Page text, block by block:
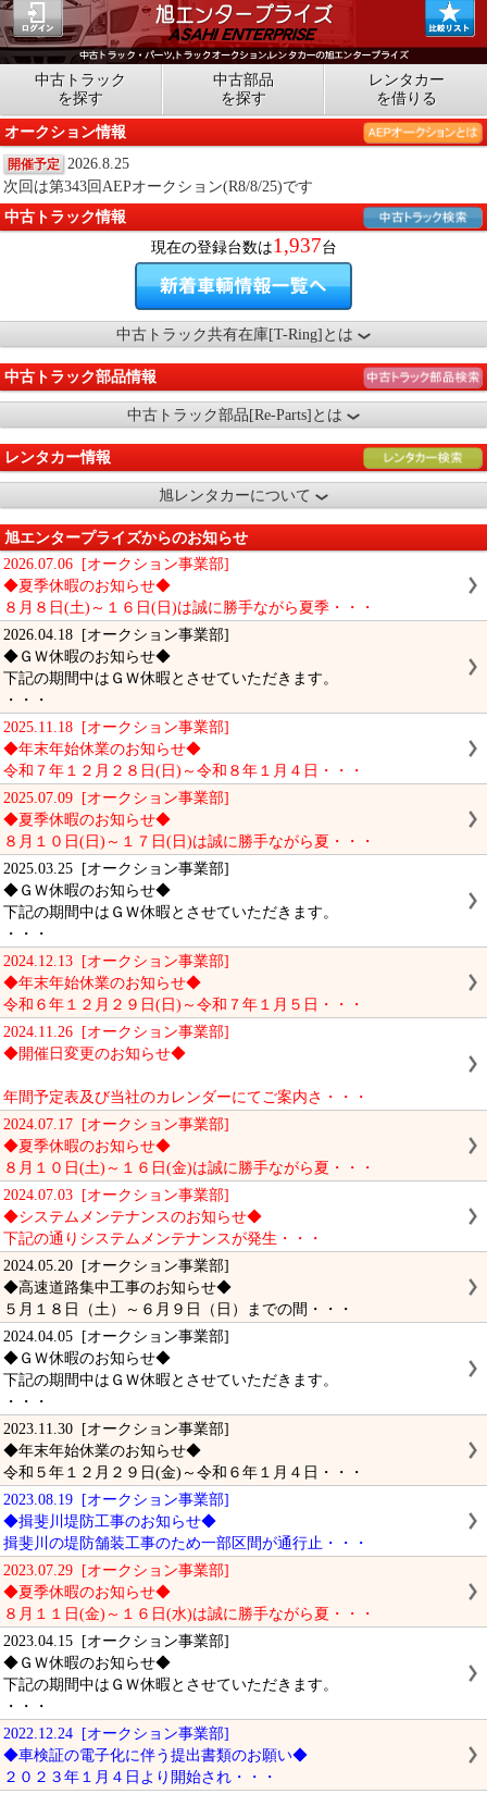
中古トラック
を探す
中古部品
を探す
レンタカー
を借りる
オークション情報
開催予定
2026.8.25
次回は第343回AEPオークション(R8/8/25)です
中古トラック情報
現在の登録台数は1,937台
中古トラック共有在庫[T-Ring]とは
中古トラック部品情報
中古トラック部品[Re-Parts]とは
レンタカー情報
旭レンタカーについて
旭エンタープライズからのお知らせ
2026.07.06 [オークション事業部]
◆夏季休暇のお知らせ◆
８月８日(土)～１６日(日)は誠に勝手ながら夏季・・・
2026.04.18 [オークション事業部]
◆ＧＷ休暇のお知らせ◆
下記の期間中はＧＷ休暇とさせていただきます。
・・・
2025.11.18 [オークション事業部]
◆年末年始休業のお知らせ◆
令和７年１２月２８日(日)～令和８年１月４日・・・
2025.07.09 [オークション事業部]
◆夏季休暇のお知らせ◆
８月１０日(日)～１７日(日)は誠に勝手ながら夏・・・
2025.03.25 [オークション事業部]
◆ＧＷ休暇のお知らせ◆
下記の期間中はＧＷ休暇とさせていただきます。
・・・
2024.12.13 [オークション事業部]
◆年末年始休業のお知らせ◆
令和６年１２月２９日(日)～令和７年１月５日・・・
2024.11.26 [オークション事業部]
◆開催日変更のお知らせ◆
年間予定表及び当社のカレンダーにてご案内さ・・・
2024.07.17 [オークション事業部]
◆夏季休暇のお知らせ◆
８月１０日(土)～１６日(金)は誠に勝手ながら夏・・・
2024.07.03 [オークション事業部]
◆システムメンテナンスのお知らせ◆
下記の通りシステムメンテナンスが発生・・・
2024.05.20 [オークション事業部]
◆高速道路集中工事のお知らせ◆
５月１８日（土）～６月９日（日）までの間・・・
2024.04.05 [オークション事業部]
◆ＧＷ休暇のお知らせ◆
下記の期間中はＧＷ休暇とさせていただきます。
・・・
2023.11.30 [オークション事業部]
◆年末年始休業のお知らせ◆
令和５年１２月２９日(金)～令和６年１月４日・・・
2023.08.19 [オークション事業部]
◆揖斐川堤防工事のお知らせ◆
揖斐川の堤防舗装工事のため一部区間が通行止・・・
2023.07.29 [オークション事業部]
◆夏季休暇のお知らせ◆
８月１１日(金)～１６日(水)は誠に勝手ながら夏・・・
2023.04.15 [オークション事業部]
◆ＧＷ休暇のお知らせ◆
下記の期間中はＧＷ休暇とさせていただきます。
・・・
2022.12.24 [オークション事業部]
◆車検証の電子化に伴う提出書類のお願い◆
２０２３年１月４日より開始され・・・